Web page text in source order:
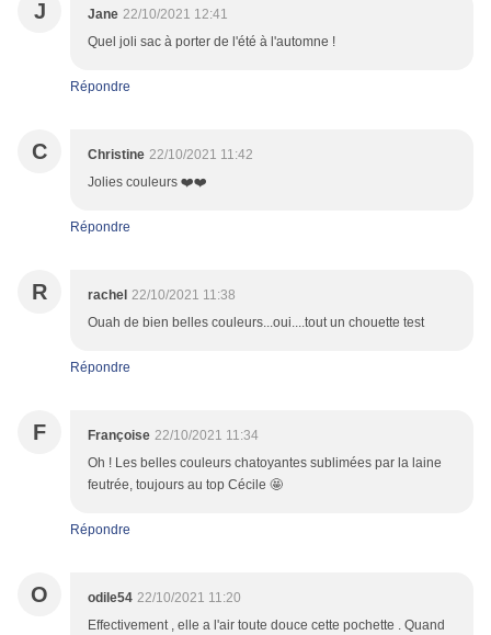
J Jane 22/10/2021 12:41
Quel joli sac à porter de l'été à l'automne !
Répondre
C Christine 22/10/2021 11:42
Jolies couleurs ❤️❤️
Répondre
R rachel 22/10/2021 11:38
Ouah de bien belles couleurs...oui....tout un chouette test
Répondre
F Françoise 22/10/2021 11:34
Oh ! Les belles couleurs chatoyantes sublimées par la laine
feutrée, toujours au top Cécile 🤩
Répondre
O odile54 22/10/2021 11:20
Effectivement , elle a l'air toute douce cette pochette . Quand